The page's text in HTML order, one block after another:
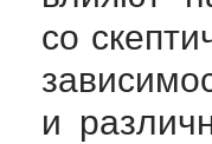
со
и